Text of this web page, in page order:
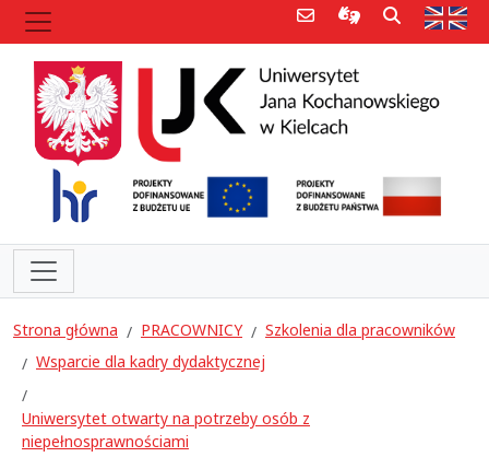
Poczta e-mailInformacje dla
Szukaj
Strona główna PRACOWNICY
Szkolenia dla pracowników
Wsparcie dla kadry dydaktycznej
Uniwersytet otwarty na potrzeby osób z
niepełnosprawnościami